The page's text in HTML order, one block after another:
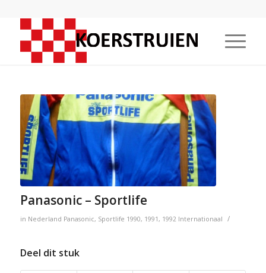
Panasonic – Sportlife
in Nederland Panasonic, Sportlife 1990, 1991, 1992 Internationaal /
Deel dit stuk